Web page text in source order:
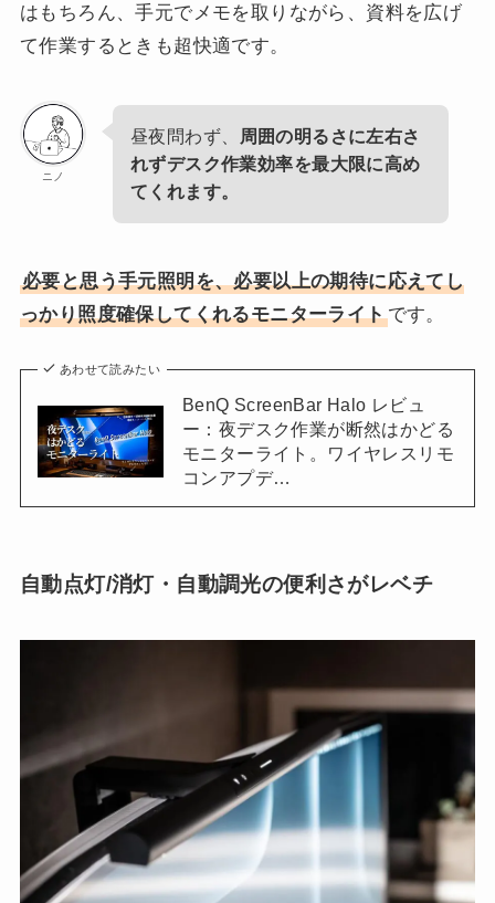
はもちろん、手元でメモを取りながら、資料を広げ
て作業するときも超快適です。
ニノ
昼夜問わず、
周囲の明るさに左右さ
れずデスク作業効率を最大限に高め
てくれます。
必要と思う手元照明を、必要以上の期待に応えてし
っかり照度確保してくれるモニターライトです。
あわせて読みたい
BenQ ScreenBar Halo レビュ
ー：夜デスク作業が断然はかどる
モニターライト。ワイヤレスリモ
コンアプデ…
自動点灯/消灯・自動調光の便利さがレベチ